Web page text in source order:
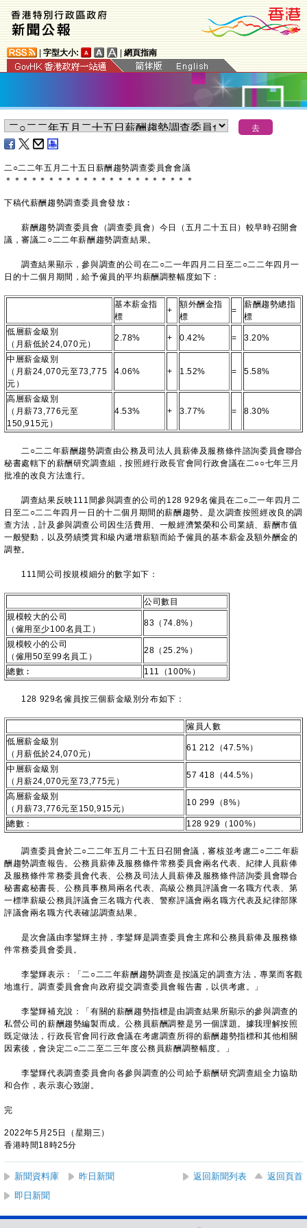
字型大小: 網頁指南
二○二二年五月二十五日薪酬趨勢調查委員會會議
＊ ＊ ＊ ＊ ＊ ＊ ＊ ＊ ＊ ＊ ＊ ＊ ＊ ＊ ＊ ＊ ＊ ＊ ＊ ＊ ＊ ＊
下稿代薪酬趨勢調查委員會發放︰
薪酬趨勢調查委員會（調查委員會）今日（五月二十五日）較早時召開會
議，審議二○二二年薪酬趨勢調查結果。
調查結果顯示，參與調查的公司在二○二一年四月二日至二○二二年四月一
日的十二個月期間，給予僱員的平均薪酬調整幅度如下：
基本薪金指
標
+
額外酬金指
標
=
薪酬趨勢總指
標
低層薪金級別
（月薪低於24,070元）
2.78% + 0.42% = 3.20%
中層薪金級別
（月薪24,070元至73,775
元）
4.06% + 1.52% = 5.58%
高層薪金級別
（月薪73,776元至
150,915元）
4.53% + 3.77% = 8.30%
二○二二年薪酬趨勢調查由公務及司法人員薪俸及服務條件諮詢委員會聯合
秘書處轄下的薪酬研究調查組，按照經行政長官會同行政會議在二○○七年三月
批准的改良方法進行。
調查結果反映111間參與調查的公司的128 929名僱員在二○二一年四月二
日至二○二二年四月一日的十二個月期間的薪酬趨勢。是次調查按照經改良的調
查方法，計及參與調查公司因生活費用、一般經濟繁榮和公司業績、薪酬市值
一般變動，以及勞績獎賞和級內遞增薪額而給予僱員的基本薪金及額外酬金的
調整。
111間公司按規模細分的數字如下：
公司數目
規模較大的公司
（僱用至少100名員工）
83（74.8%）
規模較小的公司
（僱用50至99名員工）
28（25.2%）
總數︰ 111（100%）
128 929名僱員按三個薪金級別分布如下：
僱員人數
低層薪金級別
（月薪低於24,070元）
61 212（47.5%）
中層薪金級別
（月薪24,070元至73,775元）
57 418（44.5%）
高層薪金級別
（月薪73,776元至150,915元）
10 299（8%）
總數： 128 929（100%）
​調查委員會於二○二二年五月二十五日召開會議，審核並考慮二○二二年薪
酬趨勢調查報告。公務員薪俸及服務條件常務委員會兩名代表、紀律人員薪俸
及服務條件常務委員會代表、公務及司法人員薪俸及服務條件諮詢委員會聯合
秘書處秘書長、公務員事務局兩名代表、高級公務員評議會一名職方代表、第
一標準薪級公務員評議會三名職方代表、警察評議會兩名職方代表及紀律部隊
評議會兩名職方代表確認調查結果。
是次會議由李鑾輝主持，李鑾輝是調查委員會主席和公務員薪俸及服務條
件常務委員會委員。
李鑾輝表示：「二○二二年薪酬趨勢調查是按議定的調查方法，專業而客觀
地進行。調查委員會會向政府提交調查委員會報告書，以供考慮。」
李鑾輝補充說：「有關的薪酬趨勢指標是由調查結果所顯示的參與調查的
私營公司的薪酬趨勢編製而成。公務員薪酬調整是另一個課題。據我理解按照
既定做法，行政長官會同行政會議在考慮調查所得的薪酬趨勢指標和其他相關
因素後，會決定二○二二至二三年度公務員薪酬調整幅度。」
李鑾輝代表調查委員會向各參與調查的公司給予薪酬研究調查組全力協助
和合作，表示衷心致謝。
完
2022年5月25日（星期三）
香港時間18時25分
新聞資料庫 昨日新聞 返回新聞列表
返回頁首
即日新聞